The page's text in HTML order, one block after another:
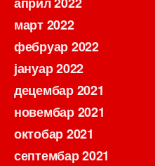
март 2022
фебруар 2022
јануар 2022
децембар 2021
новембар 2021
октобар 2021
септембар 2021